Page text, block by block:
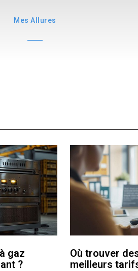
Mes Allures
gaz
?
Où trouver
meilleurs